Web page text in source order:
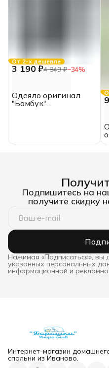
От 2-х дешевле
3 190 ₽4 849 ₽−34%
Одеяло оригинал
"Бамбук"
Подпишитесь на
получите скидку
Нажимая «Подписаться», вы
указанных персональных
информационной и
Интернет-магазин
спальни из Иваново.